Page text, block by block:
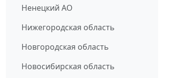
Ненецкий АО
Нижегородская область
Новгородская область
Новосибирская область